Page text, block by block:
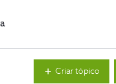
Criar tópico